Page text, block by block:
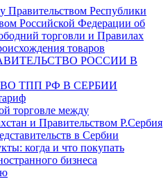
Республики
Российской Федерации об
торговли и Правилах
товаров
РОССИИ В
ТПП РФ В СЕРБИИ
торговле между
и Правительством Р.Сербия
в Сербии
когда и что покупать
бизнеса